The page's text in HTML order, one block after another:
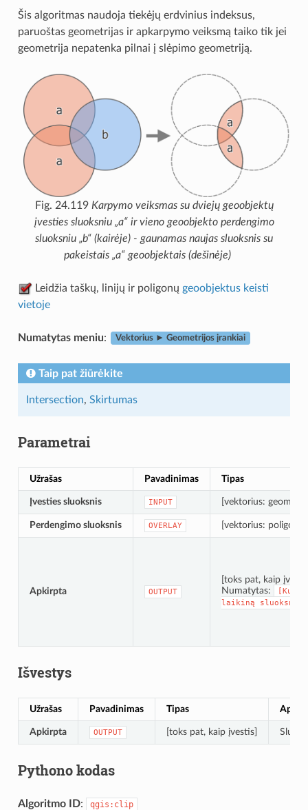
Šis algoritmas naudoja tiekėjų erdvinius indeksus,
paruoštas geometrijas ir apkarpymo veiksmą taiko tik jei
geometrija nepatenka pilnai į slėpimo geometriją.
Fig. 24.119 Karpymo veiksmas su dviejų geoobjektų
įvesties sluoksniu „a“ ir vieno geoobjekto perdengimo
sluoksniu „b“ (kairėje) - gaunamas naujas sluoksnis su
pakeistais „a“ geoobjektais (dešinėje)
Leidžia taškų, linijų ir poligonų geoobjektus keisti
vietoje
Numatytas meniu: Vektorius ► Geometrijos įrankiai
Taip pat žiūrėkite
Intersection, Skirtumas
Parametrai
Užrašas Pavadinimas Tipas
Įvesties sluoksnis INPUT [vektorius:
Perdengimo sluoksnis OVERLAY [vektorius:
Apkirpta OUTPUT
[toks pat, kaip
Numatytas:
[Kurti
laikiną
sluoksnį]
Išvestys
Užrašas Pavadinimas Tipas
Apkirpta OUTPUT [toks pat, kaip įvestis]
Pythono kodas
Algoritmo ID: qgis:clip